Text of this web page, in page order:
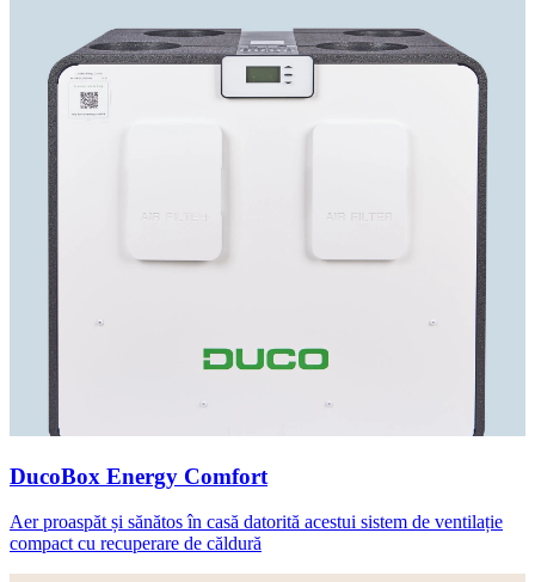
DucoBox Energy Comfort
Aer proaspăt și sănătos în casă datorită acestui sistem de ventilație
compact cu recuperare de căldură